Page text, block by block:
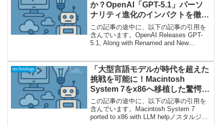
か？OpenAI「GPT-5.1」パーソ
ナリティ進化のインパクトを徹底
解説
この記事の途中に、以下の記事の引用を
含んでいます。OpenAI Releases GPT-
5.1, Along with Renamed and New
technology
「大型言語モデルが時代を超えた
挑戦を可能に！Macintosh
System 7をx86へ移植した驚愕の
プロジェクトとは」
この記事の途中に、以下の記事の引用を
含んでいます。Macintosh System 7
ported to x86 with LLM helpノスタルジッ